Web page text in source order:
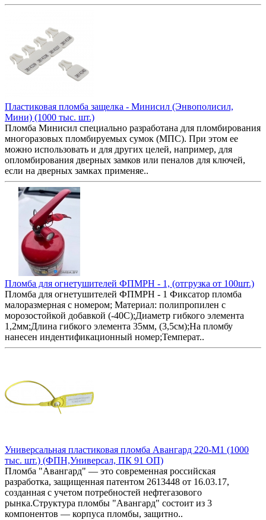
Пластиковая пломба защелка - Минисил (Энвополисил,
Мини) (1000 тыс. шт.)
Пломба Минисил специально разработана для пломбирования
многоразовых пломбируемых сумок (МПС). При этом ее
можно использовать и для других целей, например, для
опломбирования дверных замков или пеналов для ключей,
если на дверных замках применяе..
Пломба для огнетушителей ФПМРН - 1, (отгрузка от 100шт.)
Пломба для огнетушителей ФПМРН - 1 Фиксатор пломба
малоразмерная с номером; Материал: полипропилен с
морозостойкой добавкой (-40С);Диаметр гибкого элемента
1,2мм;Длина гибкого элемента 35мм, (3,5см);На пломбу
нанесен индентификационный номер;Температ..
Универсальная пластиковая пломба Авангард 220-М1 (1000
тыс. шт.) (ФПН,Универсал, ПК 91 ОП)
Пломба "Авангард" — это современная российская
разработка, защищенная патентом 2613448 от 16.03.17,
созданная с учетом потребностей нефтегазового
рынка.Структура пломбы "Авангард" состоит из 3
компонентов — корпуса пломбы, защитно..